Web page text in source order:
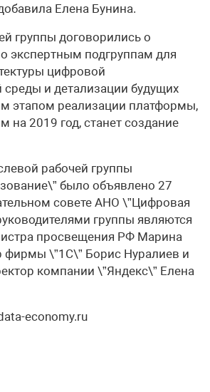
Елена Бунина.
группы договорились о
экспертным подгруппам для
цифровой
среды и детализации будущих
этапом реализации платформы,
на 2019 год, станет создание
рабочей группы
было объявлено 27
совете АНО \”Цифровая
группы являются
просвещения РФ Марина
фирмы \”1С\” Борис Нуралиев и
компании \”Яндекс\” Елена
economy.ru